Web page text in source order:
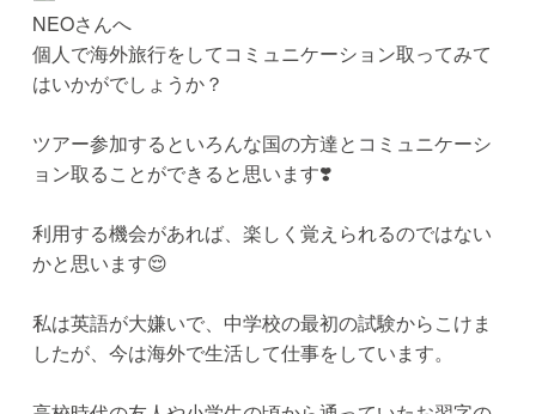
NEOさんへ
個人で海外旅行をしてコミュニケーション取ってみて
はいかがでしょうか？
ツアー参加するといろんな国の方達とコミュニケーシ
ョン取ることができると思います❣️
利用する機会があれば、楽しく覚えられるのではない
かと思います😌
私は英語が大嫌いで、中学校の最初の試験からこけま
したが、今は海外で生活して仕事をしています。